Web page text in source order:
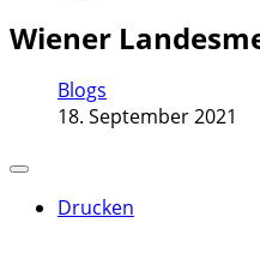
Wiener
Blogs
18. September 2021
Drucken